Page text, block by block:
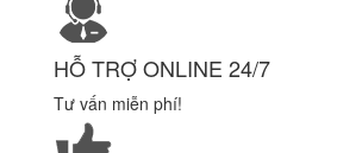
HỖ TRỢ ONLINE 24/7
Tư vấn miễn phí!